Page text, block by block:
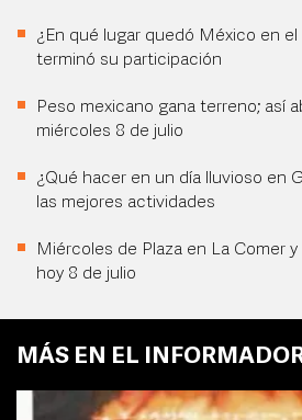
¿En qué lugar quedó México en el
terminó su participación
Peso mexicano gana terreno; así
miércoles 8 de julio
¿Qué hacer en un día lluvioso en
las mejores actividades
Miércoles de Plaza en La Comer
hoy 8 de julio
MÁS EN EL